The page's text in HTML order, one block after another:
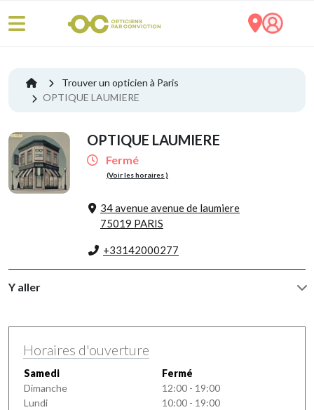
Trouver un opticien à Paris
OPTIQUE LAUMIERE
OPTIQUE LAUMIERE
Fermé
(Voir les horaires )
34 avenue avenue de laumiere
75019 PARIS
+33142000277
Y aller
Horaires d'ouverture
Samedi
Fermé
Dimanche
12:00 - 19:00
Lundi
10:00 - 19:00